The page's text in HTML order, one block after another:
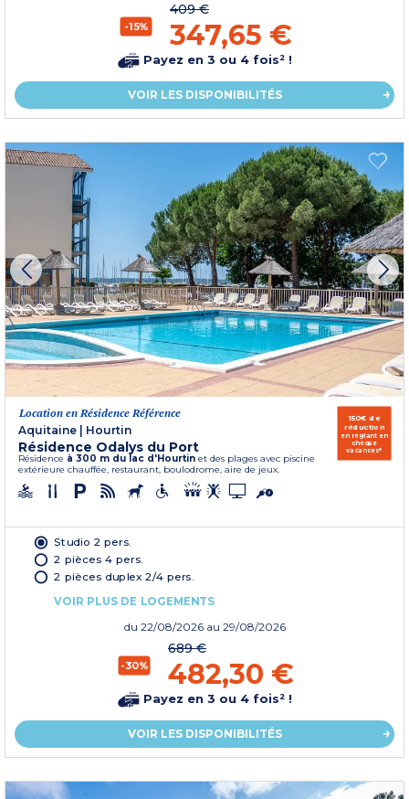
-15%
409 €
347,65 €
Payez en 3 ou 4 fois² !
VOIR LES DISPONIBILITÉS
Location en Résidence Référence
Aquitaine
Hourtin
Résidence Odalys du Port
Résidence à 300 m du lac d'Hourtin et des plages avec piscine
extérieure chauffée, restaurant, boulodrome, aire de jeux.
150€ de
réduction
en réglant en
chèque
vacances*
Studio 2 pers.
2 pièces 4 pers.
2 pièces duplex 2/4 pers.
VOIR PLUS DE LOGEMENTS
du 22/08/2026 au 29/08/2026
-30%
689 €
482,30 €
Payez en 3 ou 4 fois² !
VOIR LES DISPONIBILITÉS